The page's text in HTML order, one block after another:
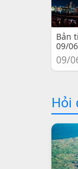
Bản
09/
09/
Hỏi